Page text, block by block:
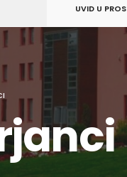
UVID U